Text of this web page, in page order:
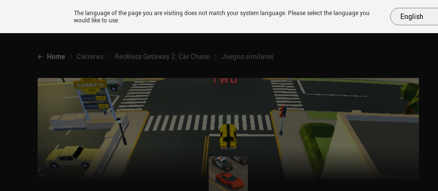
Android
PRÓXIMOS SIMILARES COLECCIONES TOP
Home Carreras Reckless Getaway 2: Car Chase Juegos similares
The language of the page you are visiting does not match your system language. Please select the language you
would like to use.
English